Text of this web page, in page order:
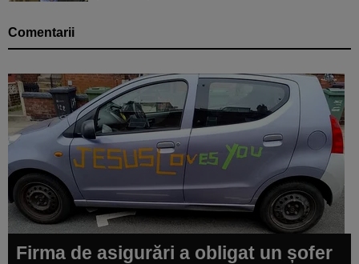
Comentarii
Firma de asigurări a obligat un șofer